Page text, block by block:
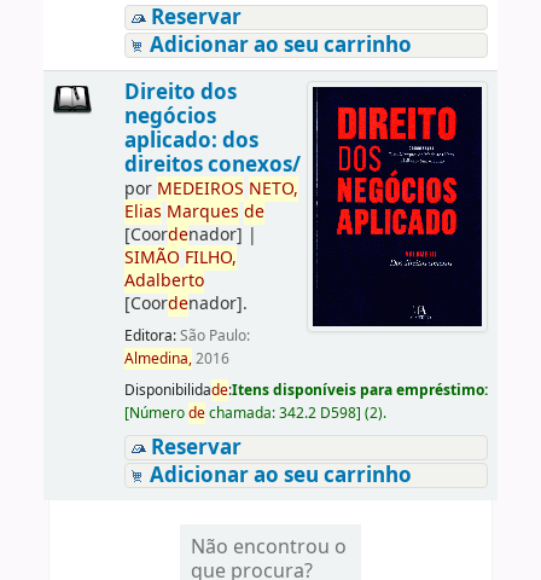
Reservar
Adicionar ao seu carrinho
Direito dos
negócios
aplicado: dos
direitos conexos/
por MEDEIROS NETO,
Elias Marques de
[Coordenador] |
SIMÃO FILHO,
Adalberto
[Coordenador].
Editora:São Paulo:
Almedina,2016
Disponibilidade:Itens disponíveis para empréstimo:
[Númerodechamada:342.2 D598] (2).
Reservar
Adicionar ao seu carrinho
Não encontrou o
que procura?